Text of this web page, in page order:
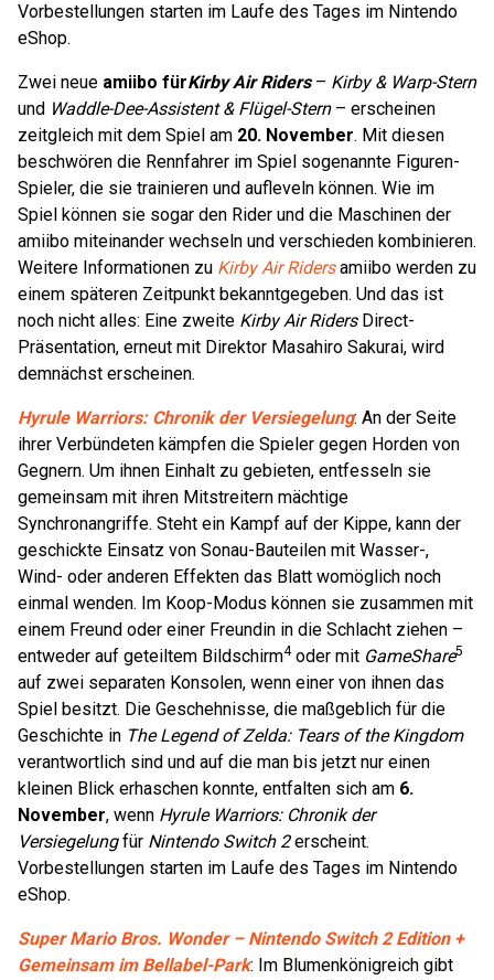
Vorbestellungen starten im Laufe des Tages im Nintendo
eShop.
Zwei neue amiibo fürKirby Air Riders– Kirby & Warp-Stern
und Waddle-Dee-Assistent & Flügel-Stern– erscheinen
zeitgleich mit dem Spiel am 20. November. Mit diesen
beschwören die Rennfahrer im Spiel sogenannte Figuren-
Spieler, die sie trainieren und aufleveln können. Wie im
Spiel können sie sogar den Rider und die Maschinen der
amiibo miteinander wechseln und verschieden kombinieren.
Weitere Informationen zu Kirby Air Ridersamiibo werden zu
einem späteren Zeitpunkt bekanntgegeben. Und das ist
noch nicht alles: Eine zweite Kirby Air RidersDirect-
Präsentation, erneut mit Direktor Masahiro Sakurai, wird
demnächst erscheinen.
Hyrule Warriors: Chronik der Versiegelung: An der Seite
ihrer Verbündeten kämpfen die Spieler gegen Horden von
Gegnern. Um ihnen Einhalt zu gebieten, entfesseln sie
gemeinsam mit ihren Mitstreitern mächtige
Synchronangriffe. Steht ein Kampf auf der Kippe, kann der
geschickte Einsatz von Sonau-Bauteilen mit Wasser-,
Wind- oder anderen Effekten das Blatt womöglich noch
einmal wenden. Im Koop-Modus können sie zusammen mit
einem Freund oder einer Freundin in die Schlacht ziehen –
entweder auf geteiltem Bildschirm4oder mit GameShare5
auf zwei separaten Konsolen, wenn einer von ihnen das
Spiel besitzt. Die Geschehnisse, die maßgeblich für die
Geschichte in The Legend of Zelda: Tears of the Kingdom
verantwortlich sind und auf die man bis jetzt nur einen
kleinen Blick erhaschen konnte, entfalten sich am 6.
November, wenn Hyrule Warriors: Chronik der
Versiegelungfür Nintendo Switch 2erscheint.
Vorbestellungen starten im Laufe des Tages im Nintendo
eShop.
Super Mario Bros. Wonder – Nintendo Switch 2 Edition +
Gemeinsam im Bellabel-Park: Im Blumenkönigreich gibt